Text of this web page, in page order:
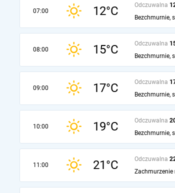
07:00 12°C Odczuwalna
Bezchmurnie,
08:00 15°C Odczuwalna
Bezchmurnie,
09:00 17°C Odczuwalna
Bezchmurnie,
10:00 19°C Odczuwalna
Bezchmurnie,
11:00 21°C Odczuwalna
Zachmurzenie